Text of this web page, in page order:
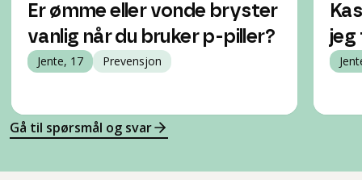
Er ømme eller vonde bryster
vanlig når du bruker p-piller?
Jente, 17 Prevensjon
Gå til spørsmål og svar